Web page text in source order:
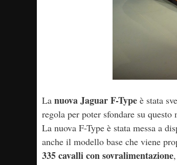
La nuova Jaguar F-Type è stata
regola per poter sfondare su questo
La nuova F-Type è stata messa a
anche il modello base che viene
335 cavalli con sovralimentazione